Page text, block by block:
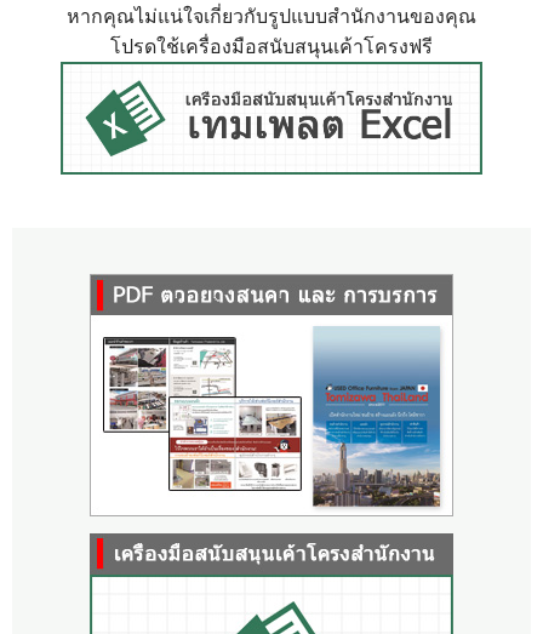
หากคุณไม่แน่ใจเกี่ยวกับรูปแบบสำนักงานของคุณ
โปรดใช้เครื่องมือสนับสนุนเค้าโครงฟรี